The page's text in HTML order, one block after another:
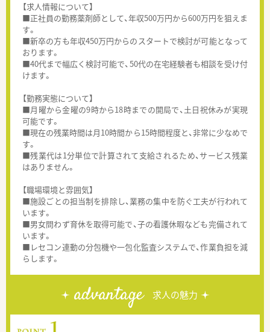
【求人情報について】
■正社員の勤務薬剤師として、年収500万円から600万円を狙えま
す。
■新卒の方も年収450万円からのスタートで検討が可能となって
おります。
■40代まで幅広く検討可能で、50代の在宅経験者も相談を受け付
けます。
【勤務実態について】
■月曜から金曜の9時から18時までの開局で、土日祝休みが実現
可能です。
■現在の残業時間は月10時間から15時間程度と、非常に少なめで
す。
■残業代は1分単位で計算されて支給されるため、サービス残業
はありません。
【職場環境と雰囲気】
■施設ごとの担当制を排除し、業務の集中を防ぐ工夫が行われて
います。
■男女問わず育休を取得可能で、子の看護休暇なども完備されて
います。
■レセコン連動の分包機や一包化監査システムで、作業負担を減
らします。
advantage 求人の魅力